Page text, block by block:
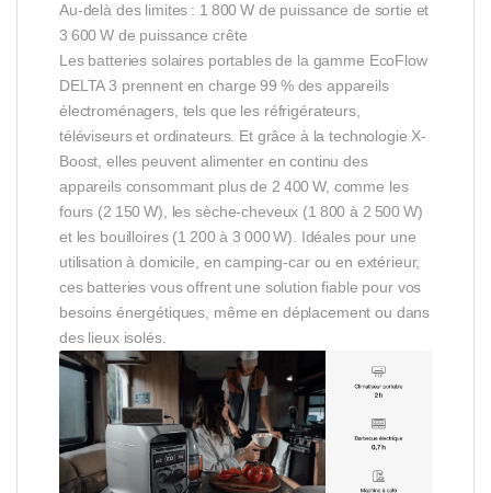
Au-delà des limites : 1 800 W de puissance de sortie et
3 600 W de puissance crête
Les batteries solaires portables de la gamme EcoFlow
DELTA 3 prennent en charge 99 % des appareils
électroménagers, tels que les réfrigérateurs,
téléviseurs et ordinateurs. Et grâce à la technologie X-
Boost, elles peuvent alimenter en continu des
appareils consommant plus de 2 400 W, comme les
fours (2 150 W), les sèche-cheveux (1 800 à 2 500 W)
et les bouilloires (1 200 à 3 000 W). Idéales pour une
utilisation à domicile, en camping-car ou en extérieur,
ces batteries vous offrent une solution fiable pour vos
besoins énergétiques, même en déplacement ou dans
des lieux isolés.